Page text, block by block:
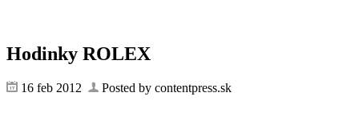
Hodinky ROLEX
16 feb 2012 Posted by contentpress.sk